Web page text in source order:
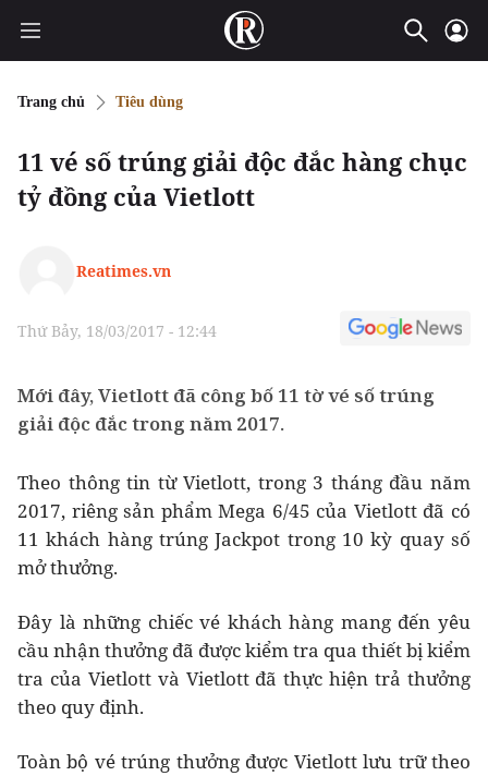
Trang chủ Tiêu dùng
11 vé số trúng giải độc đắc hàng chục
tỷ đồng của Vietlott
Reatimes.vn
Thứ Bảy, 18/03/2017 - 12:44
Mới đây, Vietlott đã công bố 11 tờ vé số trúng
giải độc đắc trong năm 2017.
Theo thông tin từ Vietlott, trong 3 tháng đầu năm
2017, riêng sản phẩm Mega 6/45 của Vietlott đã có
11 khách hàng trúng Jackpot trong 10 kỳ quay số
mở thưởng.
Đây là những chiếc vé khách hàng mang đến yêu
cầu nhận thưởng đã được kiểm tra qua thiết bị kiểm
tra của Vietlott và Vietlott đã thực hiện trả thưởng
theo quy định.
Toàn bộ vé trúng thưởng được Vietlott lưu trữ theo